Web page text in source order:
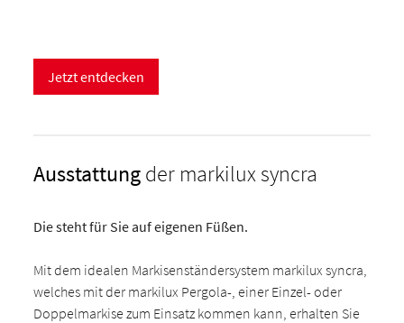
Jetzt entdecken
Ausstattungder markilux syncra
Die steht für Sie auf eigenen Füßen.
Mit dem idealen Markisenständersystem markilux syncra,
welches mit der markilux Pergola-, einer Einzel- oder
Doppelmarkise zum Einsatz kommen kann, erhalten Sie